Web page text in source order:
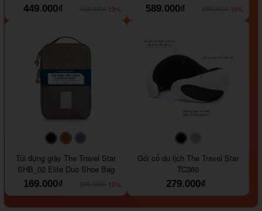
449.000₫
-13%
589.000₫
-16%
#000000#964B00
Túi đựng giày The Travel Star
SHB_02 Elite Duo Shoe Bag
169.000₫
-15%
Gối cổ du lịch The Travel Star
TC360
279.000₫